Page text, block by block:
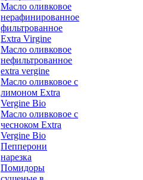
Масло оливковое
нерафинированное
фильтрованное
Extra Virgine
Масло оливковое
нефильтрованное
extra vergine
Масло оливковое с
лимоном Extra
Vergine Bio
Масло оливковое с
чесноком Extra
Vergine Bio
Пепперони
нарезка
Помидоры